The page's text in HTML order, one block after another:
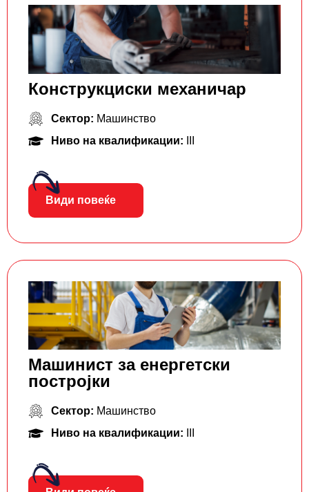
Конструкциски механичар
Сектор: Машинство
Ниво на квалификации:
Види повеќе
Машинист за енергетски
постројки
Сектор: Машинство
Ниво на квалификации: